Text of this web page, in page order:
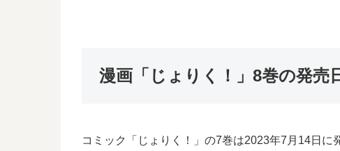
漫画「じょりく！」8巻の発売
コミック「じょりく！」の7巻は2023年7月14日に